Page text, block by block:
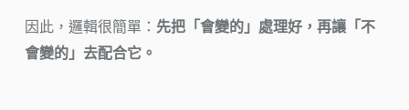
因此，邏輯很簡單： 先把「會變的」處理好，再讓「不
會變的」去配合它。